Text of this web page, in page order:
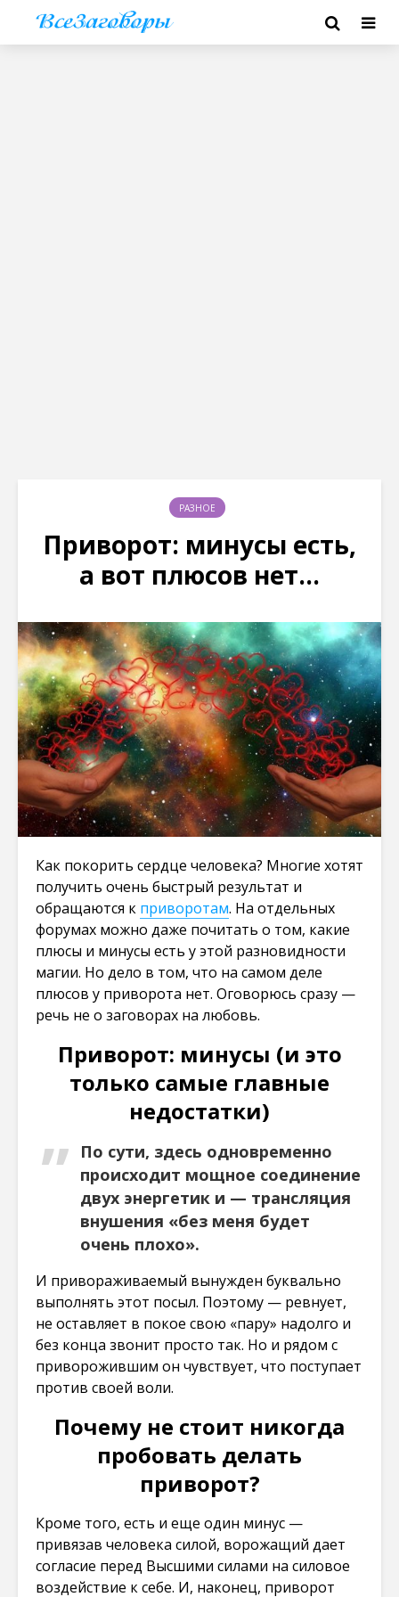
РАЗНОЕ
Приворот: минусы есть,
а вот плюсов нет…
Как покорить сердце человека? Многие хотят
получить очень быстрый результат и
обращаются к приворотам. На отдельных
форумах можно даже почитать о том, какие
плюсы и минусы есть у этой разновидности
магии. Но дело в том, что на самом деле
плюсов у приворота нет. Оговорюсь сразу —
речь не о заговорах на любовь.
Приворот: минусы (и это
только самые главные
недостатки)
По сути, здесь одновременно
происходит мощное соединение
двух энергетик и — трансляция
внушения «без меня будет
очень плохо».
И привораживаемый вынужден буквально
выполнять этот посыл. Поэтому — ревнует,
не оставляет в покое свою «пару» надолго и
без конца звонит просто так. Но и рядом с
приворожившим он чувствует, что поступает
против своей воли.
Почему не стоит никогда
пробовать делать
приворот?
Кроме того, есть и еще один минус —
привязав человека силой, ворожащий дает
согласие перед Высшими силами на силовое
воздействие к себе. И, наконец, приворот